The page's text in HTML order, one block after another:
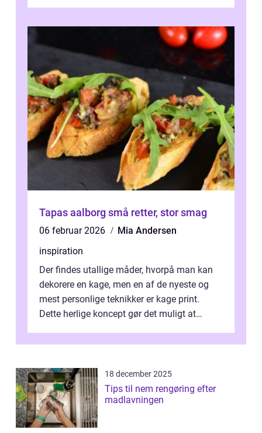
Tapas aalborg små retter, stor smag
06 februar 2026
Mia Andersen
inspiration
Der findes utallige måder, hvorpå man kan
dekorere en kage, men en af de nyeste og
mest personlige teknikker er kage print.
Dette herlige koncept gør det muligt at
18 december 2025
Tips til nem rengøring efter
madlavningen